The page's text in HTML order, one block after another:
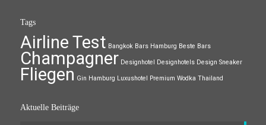
Tags
Airline Test Bangkok Bars Hamburg Beste Bars
Champagner Designhotel Designhotels Design Sneaker
Fliegen Gin Hamburg Luxushotel Premium Wodka Thailand
Aktuelle Beiträge